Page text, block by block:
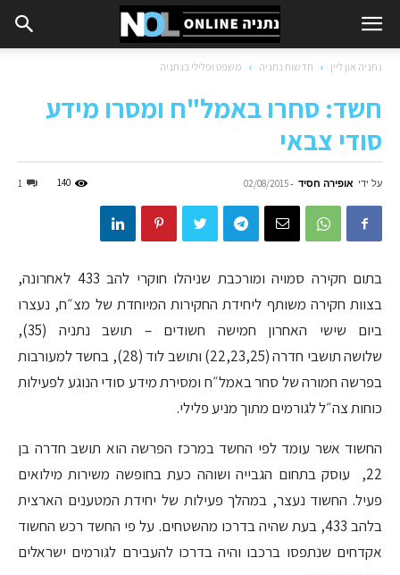
נתניה און ליין חדשות נתניה משפט ופלילי בנתניה
חשד: סחרו באמל"ח ומסרו מידע
סודי צבאי
על ידי אופירה חסיד -
02/08/2015
1 140
בתום חקירה סמויה ומורכבת שניהלו חוקרי להב 433 לאחרונה,
בצוות חקירה משותף ליחידת החקירות המיוחדת של מצ״ח, נעצרו
ביום שישי האחרון חמישה חשודים – תושב נתניה (35),
שלושה תושבי חדרה (22,23,25) ותושב לוד (28), בחשד למעורבות
בפרשה חמורה של סחר באמל״ח ומסירת מידע סודי הנוגע לפעילות
כוחות צה״ל לגורמים מתוך מניע פלילי.
החשוד אשר עומד לפי החשד במרכז הפרשה הוא תושב חדרה בן
22, עוסק בתחום הגבייה ושוהה כעת בחופשה משירות מילואים
פעיל. החשוד נעצר, במהלך פעילות של יחידת המטענים הארצית
בלהב 433, בעת שהיה בדרכו מהשטחים. על פי החשד רכש החשוד
אקדחים שנתפסו ברכבו והיה בדרכו להעבירם לגורמים ישראלים